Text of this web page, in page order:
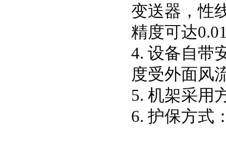
变送器，性
精度可达
4. 设备自带
度受外面风
5. 机架采用
6. 护保方式